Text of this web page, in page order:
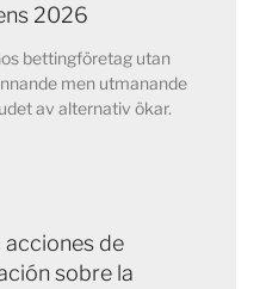
2026
bettingföretag utan
men utmanande
av alternativ ökar.
acciones de
sobre la